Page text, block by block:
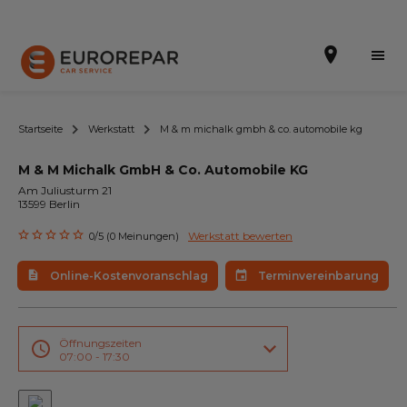
Terminvereinbarung
Online-Kostenvoranschlag
Die Marke
Leistungen
Angebote
Startseite Werkstatt M & m michalk gmbh & co. automobile kg
M & M Michalk GmbH & Co. Automobile KG
Am Juliusturm 21
13599 Berlin
0/5 (0 Meinungen) Werkstatt bewerten
Online-Kostenvoranschlag Terminvereinbarung
Öffnungszeiten
07:00 - 17:30